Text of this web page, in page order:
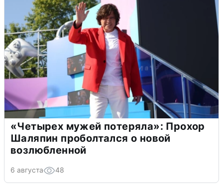
«Четырех мужей потеряла»: Прохор
Шаляпин проболтался о новой
возлюбленной
6 августа 48